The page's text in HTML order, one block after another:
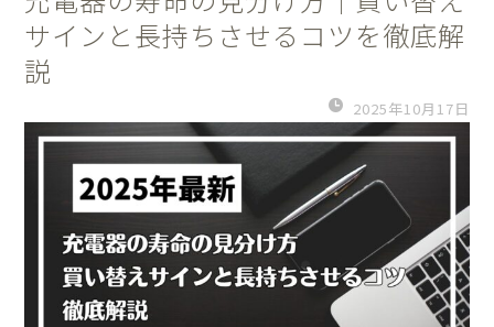
サインと長持ちさせるコツを徹底解
説
2025年10月17日